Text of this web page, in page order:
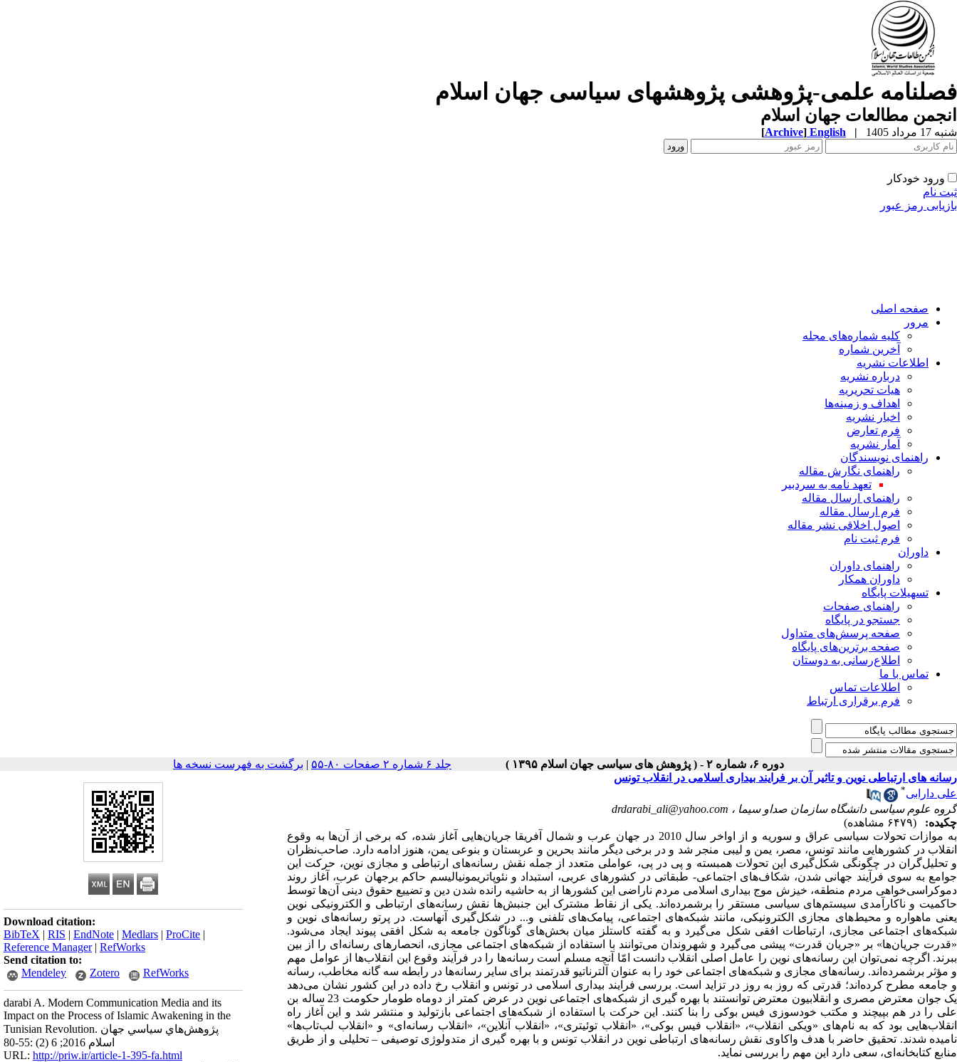
فصلنامه علمی-پژوهشی پژوهشهای سیاسی جهان اسلام
انجمن مطالعات جهان اسلام
شنبه 17 مرداد 1405 |
English
[Archive]
ورود خودکار
ثبت نام
بازیابی رمز عبور
صفحه اصلی
مرور
کلیه شماره‌های مجله
آخرین شماره
اطلاعات نشریه
درباره نشریه
هیات تحریریه
اهداف و زمینه‌ها
اخبار نشریه
فرم تعارض
آمار نشریه
راهنمای نویسندگان
راهنمای نگارش مقاله
تعهد نامه به سردبیر
راهنمای ارسال مقاله
فرم ارسال مقاله
اصول اخلاقی نشر مقاله
فرم ثبت نام
داوران
راهنمای داوران
داوران همکار
تسهیلات پایگاه
راهنمای صفحات
جستجو در پایگاه
صفحه پرسش‌های متداول
صفحه برترین‌های پایگاه
اطلاع‌رسانی به دوستان
تماس با ما
اطلاعات تماس
فرم برقراری ارتباط
دوره ۶، شماره ۲ - ( پژوهش های سیاسی جهان اسلام ۱۳۹۵ ) جلد ۶ شماره ۲ صفحات ۸۰-۵۵ | برگشت به فهرست نسخه ها
Download citation:
BibTeX | RIS | EndNote | Medlars | ProCite |
Reference Manager| RefWorks
Send citation to:
Mendeley
Zotero RefWorks
darabi A. Modern Communication Media and its
Impact on the Process of Islamic Awakening in the
Tunisian Revolution. پژوهش‌هاي سياسي جهان
اسلام 2016; 6 (2) :55-80
URL: http://priw.ir/article-1-395-fa.html
رسانه های ارتباطی نوین و تاثیر آن بر فرایند بیداری اسلامی در انقلاب تونس
علی دارابی*
گروه علوم سیاسی دانشگاه سازمان صداو سیما ، drdarabi_ali@yahoo.com
چکیده:
(۶۴۷۹ مشاهده)
به موازات تحولات سیاسی عراق و سوریه و از اواخر سال 2010 در جهان عرب و شمال آفریقا جریان‌هایی آغاز شده، که برخی از آن‌ها به وقوع
انقلاب در کشورهایی مانند تونس، مصر، یمن و لیبی منجر شد و در برخی دیگر مانند بحرین و عربستان و بنوعی یمن، هنوز ادامه دارد. صاحب‌نظران
و تحلیل‌گران در چگونگی شکل‌گیری این تحولات همبسته و پی در پی، عواملی متعدد از جمله نقش رسانه‌های ارتباطی و مجازی نوین، حرکت این
جوامع به سوی فرآیند جهانی شدن، شکاف‌های‌ اجتماعی- طبقاتی در کشورهای عربی، استبداد و نئوپاتریمونیالیسم حاکم برجهان عرب، آغاز روند
دموکراسی‌خواهی مردم منطقه، خیزش موج بیداری اسلامی مردم ناراضی این کشورها از به حاشیه رانده شدن دین و تضییع حقوق دینی آن‌ها توسط
حاکمیت و ناکارآمدی سیستم‌های سیاسی مستقر را برشمرده‌اند. یکی از نقاط مشترک این جنبش‌ها نقش رسانه‌های ارتباطی و الکترونیکی نوین
یعنی ماهواره و محیط‌های مجازی الکترونیکی، مانند شبکه‌های اجتماعی، پیامک‌های تلفنی و... در شکل‌گیری آنهاست. در پرتو رسانه‌های نوین و
شبکه‌های اجتماعی مجازی، ارتباطات افقی شکل می‌گیرد و به گفته کاستلز میان بخش‌های گوناگون جامعه به شکل افقی پیوند ایجاد می‌شود.
«قدرت جریان‌ها» بر «جریان قدرت» پیشی می‌گیرد و شهروندان می‌توانند با استفاده از شبکه‌های اجتماعی مجازی، انحصارهای رسانه‌ای را از بین
ببرند. اگرچه نمی‌توان این رسانه‌های نوین را عامل اصلی انقلاب دانست امّا آنچه مسلم است رسانه‌ها را در فرآیند وقوع این انقلاب‌ها از عوامل مهم
و مؤثر برشمرده‌اند. رسانه‌های مجازی و شبکه‌های اجتماعی خود را به عنوان آلترناتیو قدرتمند برای سایر رسانه‌ها در رابطه سه گانه مخاطب، رسانه
و جامعه مطرح کرده‌اند؛ قدرتی که روز به روز در تزاید است. بررسی فرایند بیداری اسلامی در تونس و انقلاب رخ داده در این کشور نشان می‌دهد
یک جوان معترض مصری و انقلابیون معترض توانستند با بهره گیری از شبکه‌های اجتماعی نوین در عرض کمتر از دوماه طومار حکومت 23 ساله بن
علی را در هم بپیچند و مکتب خودسوزی فیس بوکی را بنا کنند. این حرکت با استفاده از شبکه‌های اجتماعی بازتولید و منتشر شد و این آغاز راه
انقلاب‌هایی بود که به نام‌های «ویکی انقلاب»، «انقلاب فیس بوکی»، «انقلاب توئیتری»، «انقلاب آنلاین»، «انقلاب رسانه‌ای» و «انقلاب لب‌تاب‌ها»
نامیده شدند. تحقیق حاضر با هدف واکاوی نقش رسانه‌های ارتباطی نوین در انقلاب تونس و با بهره گیری از متدولوژی توصیفی –تحلیلی و از طریق
منابع کتابخانه‌ای، سعی دارد این مهم را بررسی نماید.